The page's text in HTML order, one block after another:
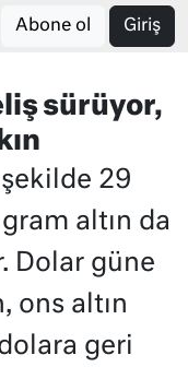
Abone ol Giriş
sürüyor,
29
altın da
Dolar güne
ons altın
geri